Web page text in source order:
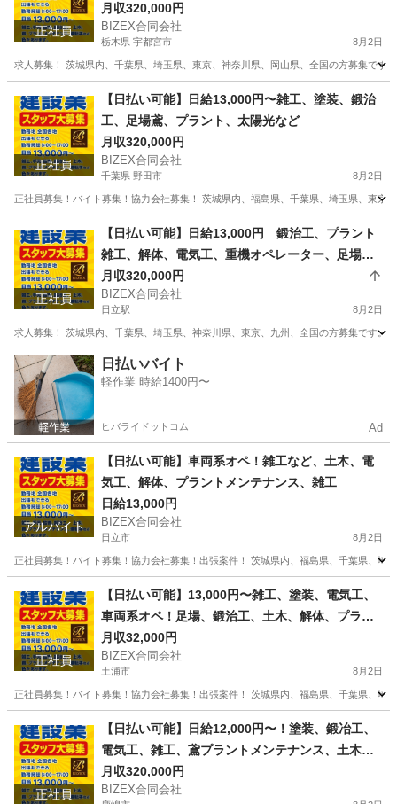
正社員
光、土工、鳶鍛冶、外構エクステリア
月収320,000円
BIZEX合同会社
栃木県 宇都宮市 8月2日
求人募集！ 茨城県内、千葉県、埼玉県、東京、神奈川県、岡山県、全国の方募集で
鳶職 太陽光
正社員
【日払い可能】日給13,000円〜雑工、塗装、鍛治
工、足場鳶、プラント、太陽光など
月収320,000円
BIZEX合同会社
千葉県 野田市 8月2日
正社員募集！バイト募集！協力会社募集！ 茨城県内、福島県、千葉県、埼玉県、東
その他 太陽光
正社員
【日払い可能】日給13,000円 鍛治工、プラント
雑工、解体、電気工、重機オペレーター、足場、
鳶鍛冶、太陽光、土木、外構
月収320,000円
BIZEX合同会社
日立駅 8月2日
求人募集！ 茨城県内、千葉県、埼玉県、神奈川県、東京、九州、全国の方募集です
茨城 日立市 日立駅 土木
日払いバイト
軽作業 時給1400円〜
ヒバライドットコム Ad
アルバイト
【日払い可能】車両系オペ！雑工など、土木、電
気工、解体、プラントメンテナンス、雑工
日給13,000円
BIZEX合同会社
日立市 8月2日
正社員募集！バイト募集！協力会社募集！出張案件！ 茨城県内、福島県、千葉県、
鳶職 プラント
正社員
【日払い可能】13,000円〜雑工、塗装、電気工、
車両系オペ！足場、鍛治工、土木、解体、プラン
ト
月収32,000円
BIZEX合同会社
土浦市 8月2日
正社員募集！バイト募集！協力会社募集！出張案件！ 茨城県内、福島県、千葉県、
土木 協力会社
正社員
【日払い可能】日給12,000円〜！塗装、鍛冶工、
電気工、雑工、鳶プラントメンテナンス、土木、
解体など
月収320,000円
BIZEX合同会社